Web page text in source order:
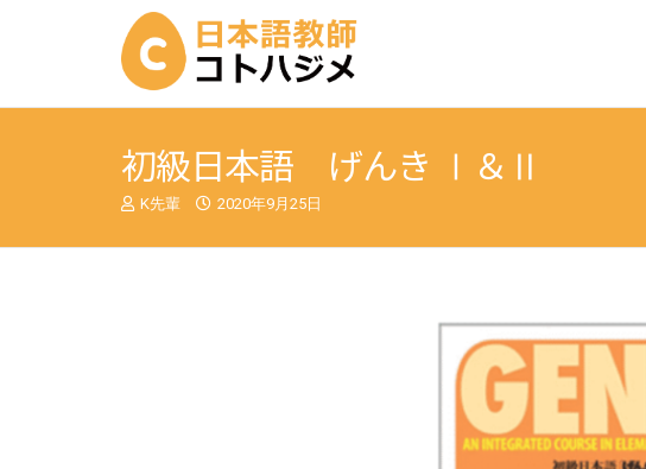
初級日本語 げんき Ⅰ＆Ⅱ
K先輩 2020年9月25日